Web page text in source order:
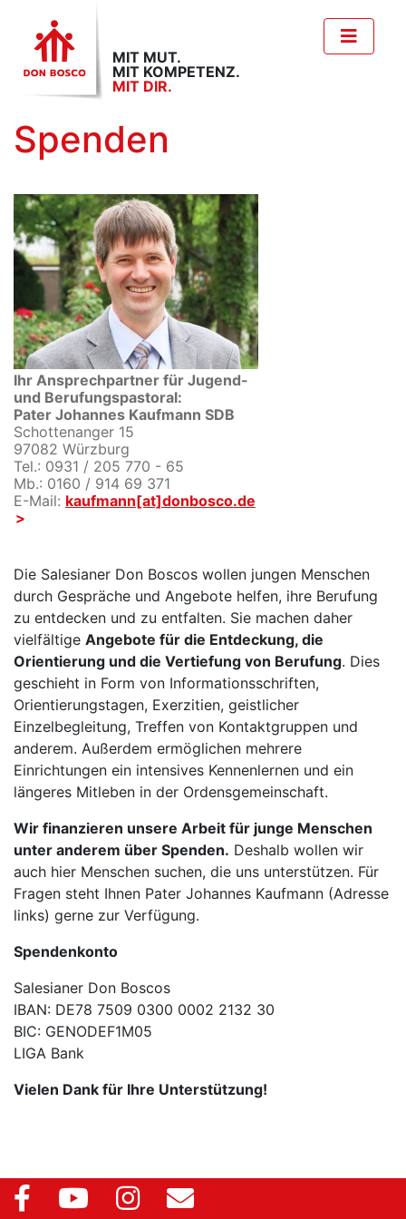
MIT MUT.
MIT KOMPETENZ.
MIT DIR.
Spenden
Ihr Ansprechpartner für Jugend-
und Berufungspastoral:
Pater Johannes Kaufmann SDB
Schottenanger 15
97082 Würzburg
Tel.: 0931 / 205 770 - 65
Mb.: 0160 / 914 69 371
E-Mail: kaufmann[at]donbosco.de
Die Salesianer Don Boscos wollen jungen Menschen
durch Gespräche und Angebote helfen, ihre Berufung
zu entdecken und zu entfalten. Sie machen daher
vielfältige Angebote für die Entdeckung, die
Orientierung und die Vertiefung von Berufung. Dies
geschieht in Form von Informationsschriften,
Orientierungstagen, Exerzitien, geistlicher
Einzelbegleitung, Treffen von Kontaktgruppen und
anderem. Außerdem ermöglichen mehrere
Einrichtungen ein intensives Kennenlernen und ein
längeres Mitleben in der Ordensgemeinschaft.
Wir finanzieren unsere Arbeit für junge Menschen
unter anderem über Spenden. Deshalb wollen wir
auch hier Menschen suchen, die uns unterstützen. Für
Fragen steht Ihnen Pater Johannes Kaufmann (Adresse
links) gerne zur Verfügung.
Spendenkonto
Salesianer Don Boscos
IBAN: DE78 7509 0300 0002 2132 30
BIC: GENODEF1M05
LIGA Bank
Vielen Dank für Ihre Unterstützung!